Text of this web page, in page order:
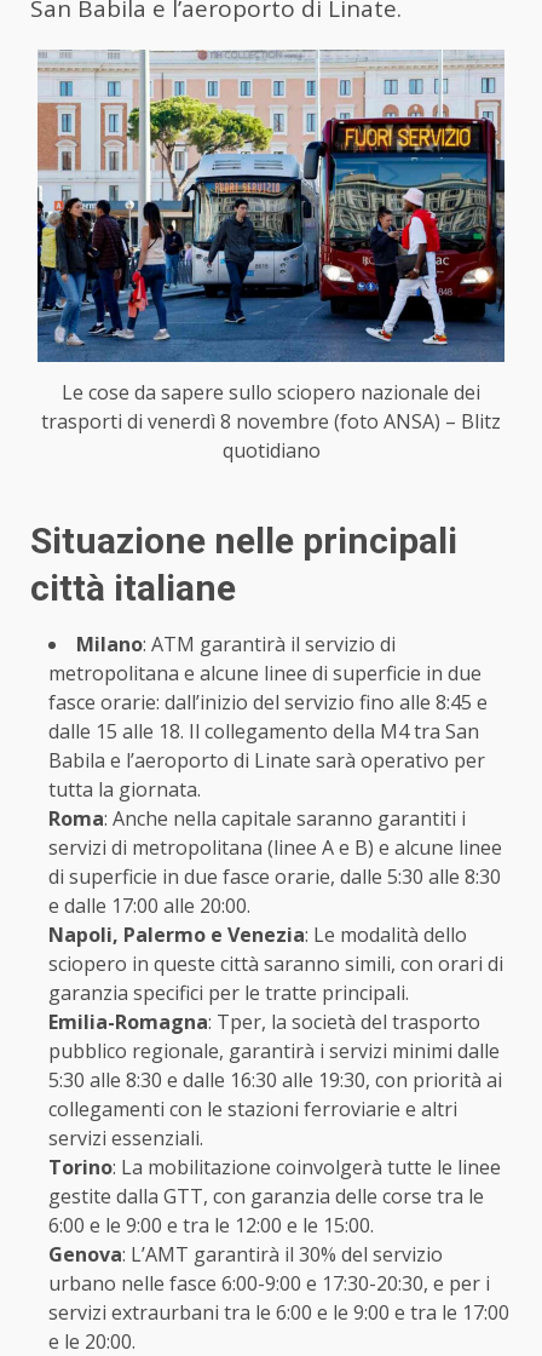
San Babila e l’aeroporto di Linate.
Le cose da sapere sullo sciopero nazionale dei
trasporti di venerdì 8 novembre (foto ANSA) – Blitz
quotidiano
Situazione nelle principali
città italiane
Milano: ATM garantirà il servizio di
metropolitana e alcune linee di superficie in due
fasce orarie: dall’inizio del servizio fino alle 8:45 e
dalle 15 alle 18. Il collegamento della M4 tra San
Babila e l’aeroporto di Linate sarà operativo per
tutta la giornata.
Roma: Anche nella capitale saranno garantiti i
servizi di metropolitana (linee A e B) e alcune linee
di superficie in due fasce orarie, dalle 5:30 alle 8:30
e dalle 17:00 alle 20:00.
Napoli, Palermo e Venezia: Le modalità dello
sciopero in queste città saranno simili, con orari di
garanzia specifici per le tratte principali.
Emilia-Romagna: Tper, la società del trasporto
pubblico regionale, garantirà i servizi minimi dalle
5:30 alle 8:30 e dalle 16:30 alle 19:30, con priorità ai
collegamenti con le stazioni ferroviarie e altri
servizi essenziali.
Torino: La mobilitazione coinvolgerà tutte le linee
gestite dalla GTT, con garanzia delle corse tra le
6:00 e le 9:00 e tra le 12:00 e le 15:00.
Genova: L’AMT garantirà il 30% del servizio
urbano nelle fasce 6:00-9:00 e 17:30-20:30, e per i
servizi extraurbani tra le 6:00 e le 9:00 e tra le 17:00
e le 20:00.